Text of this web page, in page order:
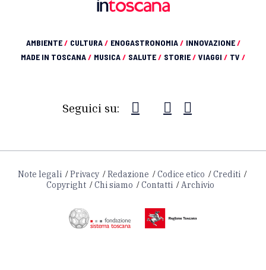
AMBIENTE/ CULTURA/ ENOGASTRONOMIA/ INNOVAZIONE/
MADE IN TOSCANA/ MUSICA/ SALUTE/ STORIE/ VIAGGI / TV /
Seguici su:
Note legali Privacy Redazione Codice etico
Crediti
Copyright
Chi siamo Contatti Archivio